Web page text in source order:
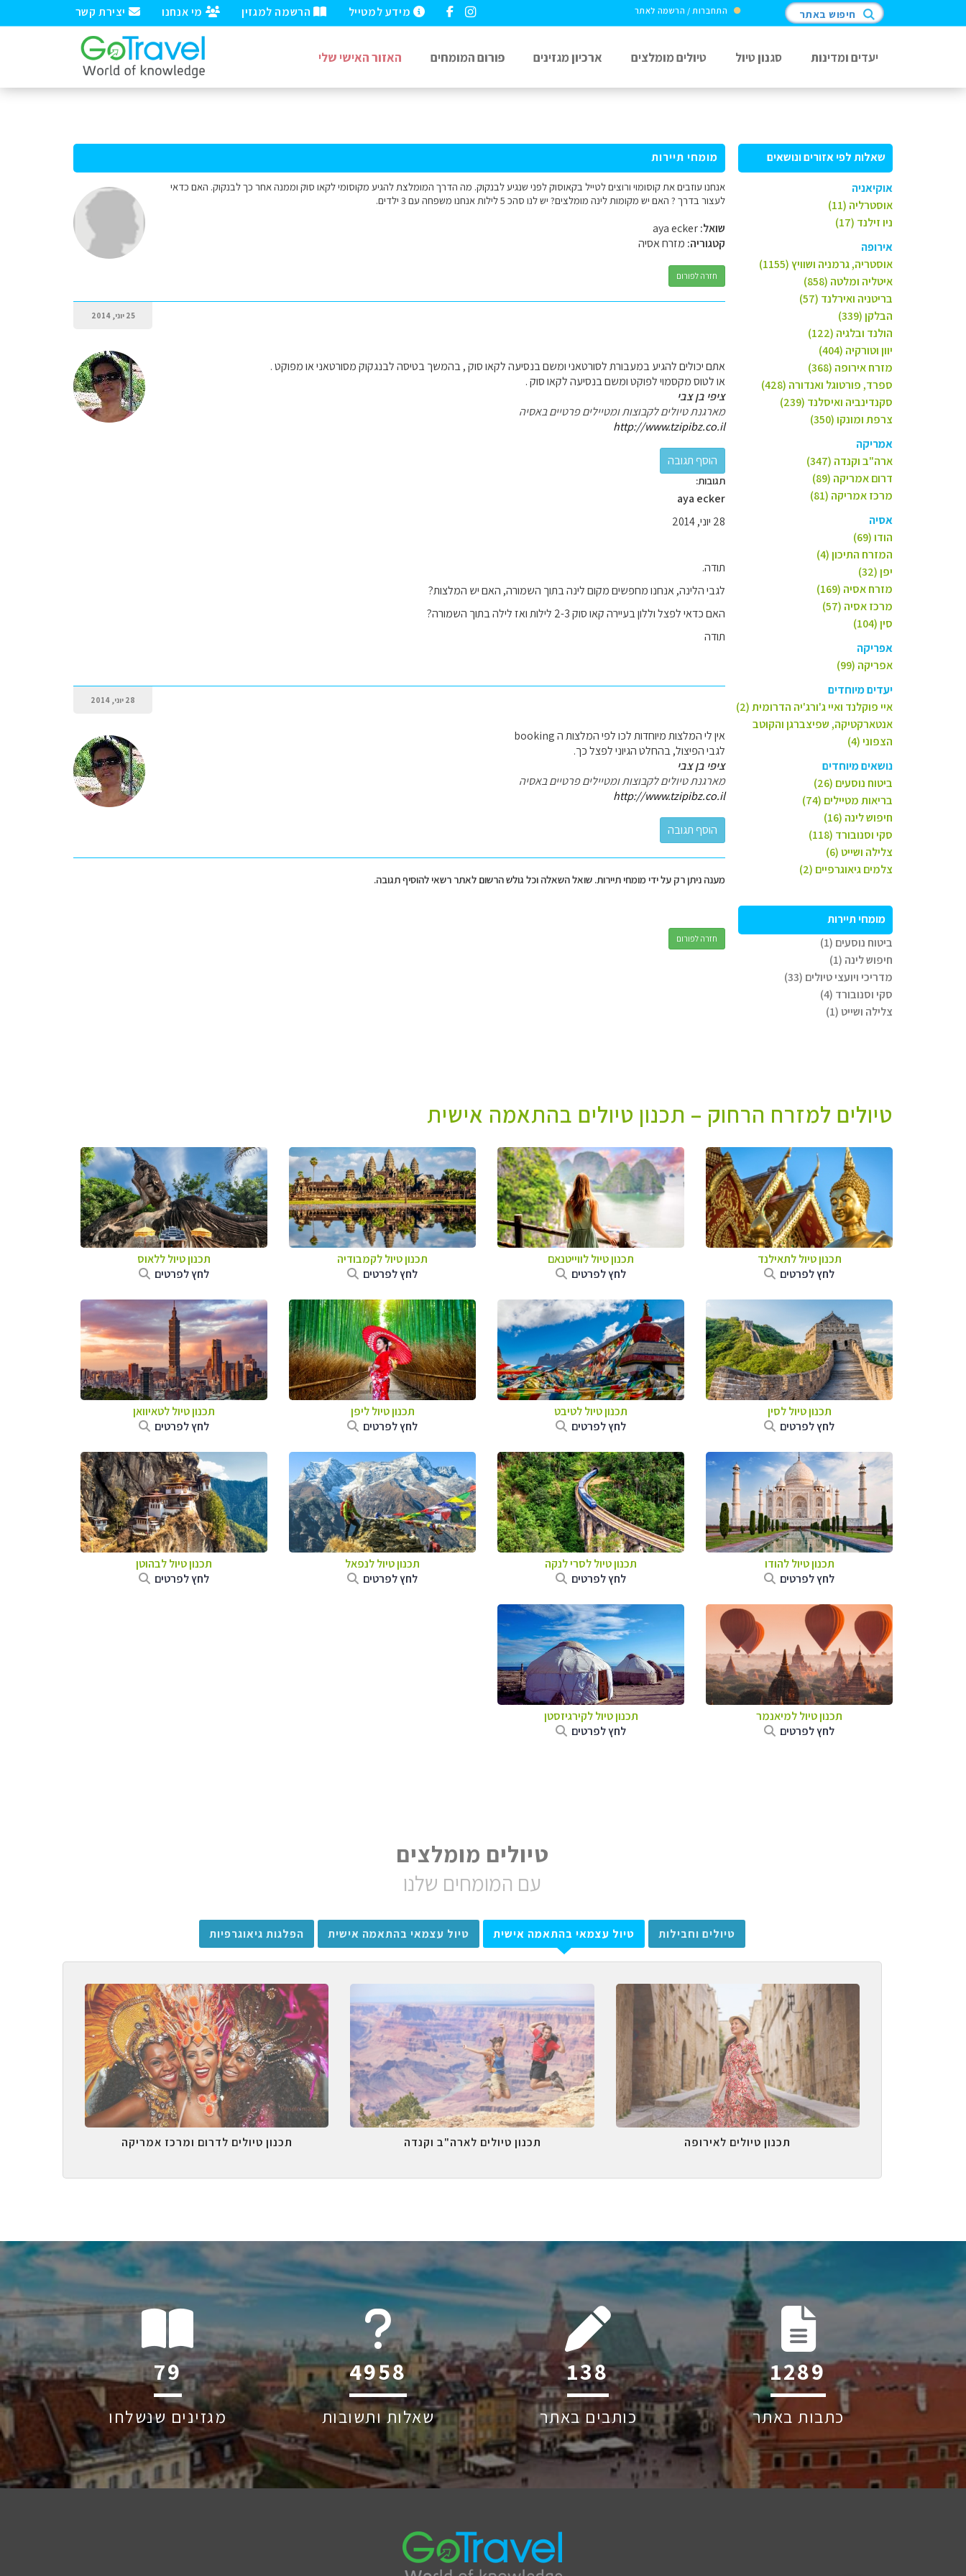
יצירת קשר מי אנחנו הרשמה למגזין מידע למטייל התחברות / הרשמה לאתר חיפוש באתר
יעדים ומדינות סגנון טיול טיולים מומלצים ארכיון מגזינים פורום המומחים האזור האישי שלי
שאלות לפי אזורים ונושאים
אוקיאניה
אוסטרליה (11)
ניו זילנד (17)
אירופה
אוסטריה, גרמניה ושוויץ (1155)
איטליה ומלטה (858)
בריטניה ואירלנד (57)
הבלקן (339)
הולנד ובלגיה (122)
יוון וטורקיה (404)
מזרח אירופה (368)
ספרד, פורטוגל ואנדורה (428)
סקנדינביה ואיסלנד (239)
צרפת ומונקו (350)
אמריקה
ארה"ב וקנדה (347)
דרום אמריקה (89)
מרכז אמריקה (81)
אסיה
הודו (69)
המזרח התיכון (4)
יפן (32)
מזרח אסיה (169)
מרכז אסיה (57)
סין (104)
אפריקה
אפריקה (99)
יעדים מיוחדים
איי פוקלנד ואיי ג'ורג'יה הדרומית (2)
אנטארקטיקה, שפיצברגן והקוטב
הצפוני (4)
נושאים מיוחדים
ביטוח נוסעים (26)
בריאות מטיילים (74)
חיפוש לינה (16)
סקי וסנובורד (118)
צלילה ושייט (6)
צלמים גיאוגרפיים (2)
מומחי תיירות
ביטוח נוסעים (1)
חיפוש לינה (1)
מדריכי ויועצי טיולים (33)
סקי וסנובורד (4)
צלילה ושייט (1)
מומחי תיירות
אנחנו עוזבים את קוסומוי ורוצים לטייל בקאוסוק לפני שנגיע לבנקוק. מה הדרך המומלצת להגיע מקוסומי לקאו סוק וממנה אחר כך לבנקוק. האם כדאי
לעצור בדרך ? האם יש מקומות לינה מומלצים? יש לנו סהכ 5 לילות אנחנו משפחה עם 3 ילדים.
שואל:
קטגוריה: מזרח אסיה
חזרה לפורום
25 יוני, 2014
אתם יכולים להגיע במעבורת לסורטאני ומשם בנסיעה לקאו סוק , בהמשך בטיסה לבנגקוק מסורטאני או מפוקט .
או לטוס מקסמוי לפוקט ומשם בנסיעה לקאו סוק .
ציפי בן צבי
מארגנת טיולים לקבוצות ומטיילים פרטיים באסיה
http://www.tzipibz.co.il
תגובות:
aya ecker
28 יוני, 2014
תודה.
לגבי הלינה, אנחנו מחפשים מקום לינה בתוך השמורה, האם יש המלצות?
האם כדאי לפצל וללון בעיירה קאו סוק 2-3 לילות ואז לילה בתוך השמורה?
תודה
28 יוני, 2014
אין לי המלצות מיוחדות לכו לפי המלצות ה booking
לגבי הפיצול, בהחלט הגיוני לפצל כך.
ציפי בן צבי
מארגנת טיולים לקבוצות ומטיילים פרטיים באסיה
http://www.tzipibz.co.il
מענה ניתן רק על ידי מומחי תיירות. שואל השאלה וכל גולש הרשום לאתר רשאי להוסיף תגובה.
חזרה לפורום
טיולים למזרח הרחוק – תכנון טיולים בהתאמה אישית
תכנון טיול לתאילנד
לחץ לפרטים
תכנון טיול לווייטנאם
לחץ לפרטים
תכנון טיוללקמבודיה
לחץ לפרטים
תכנון טיולללאוס
לחץ לפרטים
תכנון טיוללסין
לחץ לפרטים
תכנון טיוללטיבט
לחץ לפרטים
תכנון טיולליפן
לחץ לפרטים
תכנון טיוללטאיוואן
לחץ לפרטים
תכנון טיוללהודו
לחץ לפרטים
תכנון טיוללסרי לנקה
לחץ לפרטים
תכנון טיול לנפאל
לחץ לפרטים
תכנון טיול לבהוטן
לחץ לפרטים
תכנון טיוללמיאנמר
לחץ לפרטים
תכנון טיוללקירגיזסטן
לחץ לפרטים
טיולים מומלצים
עם המומחים שלנו
טיולים וחבילות טיול עצמאי בהתאמה אישית טיול עצמאי בהתאמה אישית הפלגות גיאוגרפיות
תכנון טיולים לאירופה תכנון טיולים לארה"ב וקנדה תכנון טיולים לדרום ומרכז אמריקה
127
מגזינים שנשלחו
6045
שאלות ותשובות
222
כותבים באתר
2069
כתבות באתר